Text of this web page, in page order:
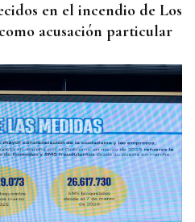
en el incendio de Los
acusación particular